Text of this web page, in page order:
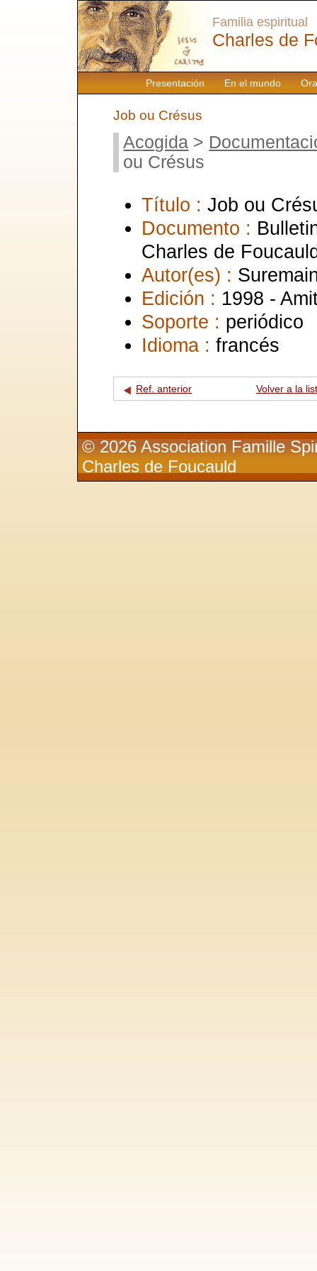
Presentación En el mundo
Familia espiritual
Charles de
Job ou Crésus
Acogida >
ou Crésus
Título : Job ou
Documento :
Charles de
Autor(es) :
Edición : 1998 -
Soporte : periódico
Idioma : francés
Ref. anterior Volver a la
© 2026 Association Famille
Charles de Foucauld